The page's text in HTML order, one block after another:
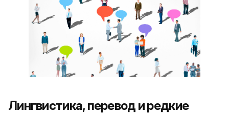
Лингвистика, перевод и редкие